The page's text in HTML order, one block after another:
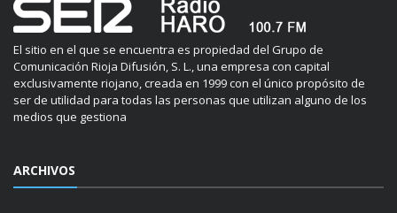
El sitio en el que se encuentra es propiedad del Grupo de
Comunicación Rioja Difusión, S. L., una empresa con capital
exclusivamente riojano, creada en 1999 con el único propósito de
ser de utilidad para todas las personas que utilizan alguno de los
medios que gestiona
ARCHIVOS